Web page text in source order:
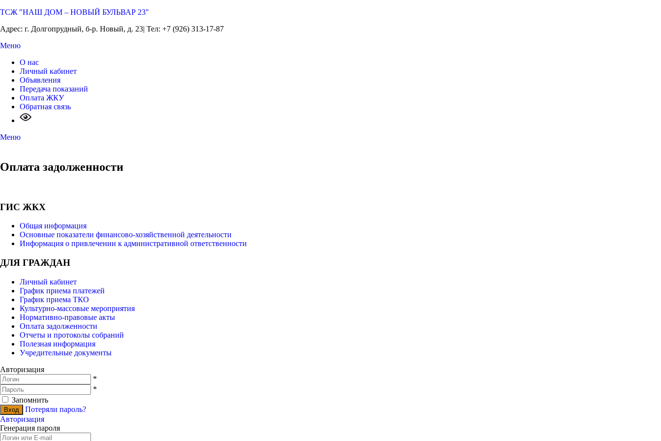
ТСЖ "НАШ ДОМ – НОВЫЙ БУЛЬВАР 23"
Адрес: г. Долгопрудный, б-р. Новый, д. 23| Тел: +7 (926) 313-17-87
Меню
О нас
Личный кабинет
Объявления
Передача показаний
Оплата ЖКУ
Обратная связь
Меню
Оплата задолженности
ГИС ЖКХ
Общая информация
Основные показатели финансово-хозяйственной деятельности
Информация о привлечении к административной ответственности
ДЛЯ ГРАЖДАН
Личный кабинет
График приема платежей
График приема ТКО
Культурно-массовые мероприятия
Нормативно-правовые акты
Оплата задолженности
Отчеты и протоколы собраний
Полезная информация
Учредительные документы
Авторизация
*
*
Запомнить
Потеряли пароль?
Авторизация
Генерация пароля